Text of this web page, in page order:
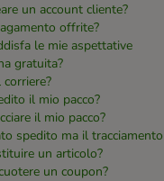
un account cliente?
offrite?
le mie aspettative
gratuita?
il mio pacco?
il mio pacco?
spedito ma il
un articolo?
un coupon?